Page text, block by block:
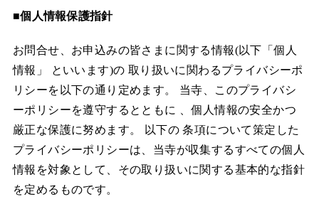
■個人情報保護指針
お問合せ、お申込みの皆さまに関する情報(以下「個人
情報」 といいます)の 取り扱いに関わるプライバシーポ
リシーを以下の通り定めます。 当寺、このプライバシ
ーポリシーを遵守するとともに 、個人情報の安全かつ
厳正な保護に努めます。 以下の 条項について策定した
プライバシーポリシーは、当寺が収集するすべての個人
情報を対象として、その取り扱いに関する基本的な指針
を定めるものです。